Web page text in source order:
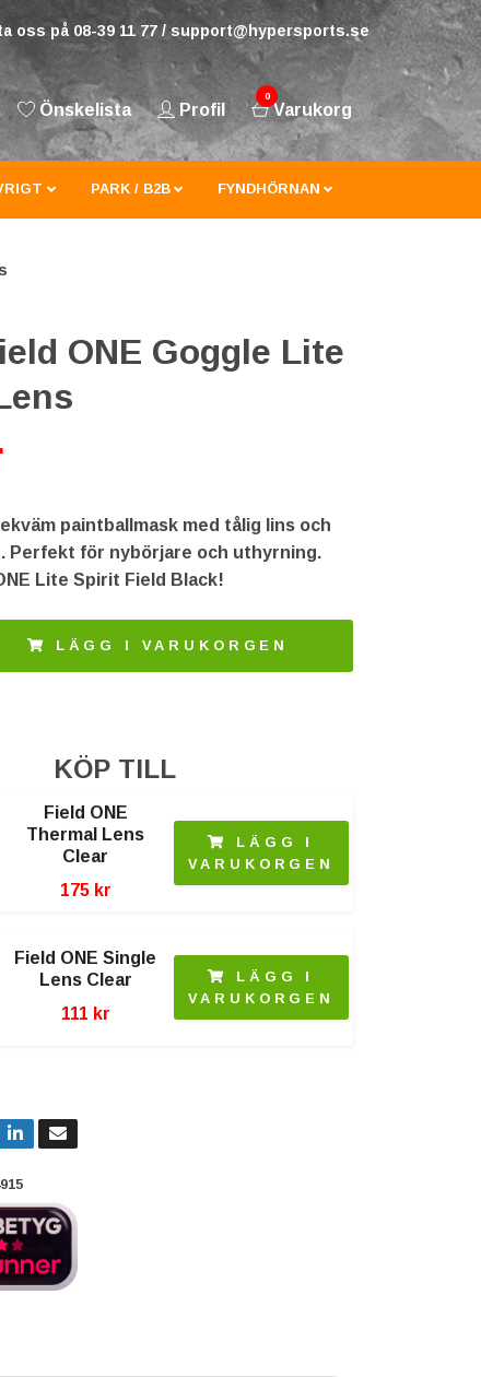
oss på 08-39 11 77 / support@hypersports.se
Önskelista Profil
0
Varukorg
PARK / B2B FYNDHÖRNAN
ONE Goggle Lite
paintballmask med tålig lins och
Perfekt för nybörjare och uthyrning.
Lite Spirit Field Black!
LÄGG I VARUKORGEN
KÖP TILL
Field ONE
Thermal Lens
Clear
175 kr
LÄGG I
VARUKORGEN
Field ONE Single
Lens Clear
111 kr
LÄGG I
VARUKORGEN